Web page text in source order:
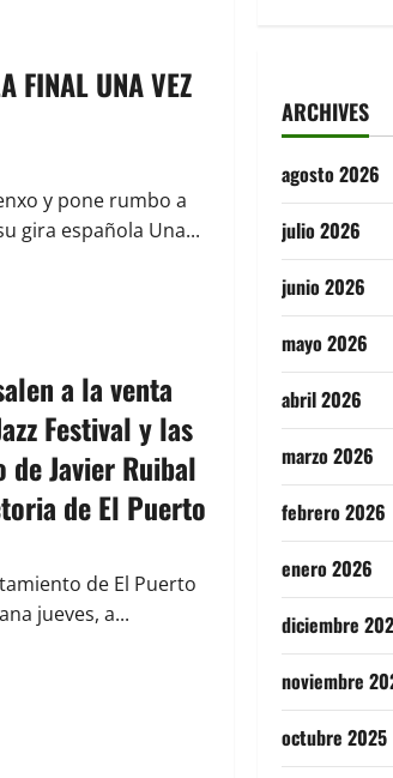
FINAL UNA VEZ
y pone rumbo a
gira española Una...
a la venta
Festival y las
Javier Ruibal
de El Puerto
de El Puerto
jueves, a...
ARCHIVES
agosto 2026
julio 2026
junio 2026
mayo 2026
abril 2026
marzo 2026
febrero 2026
enero 2026
diciembre
noviembre
octubre 2025